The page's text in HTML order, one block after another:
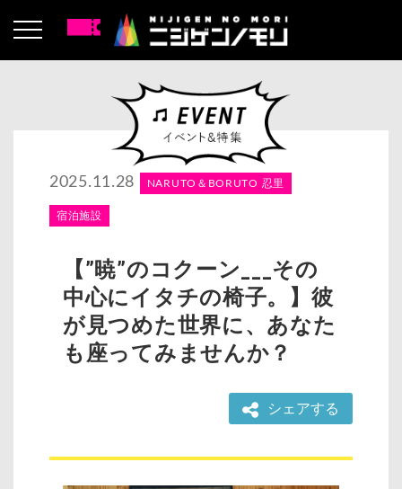
2025.11.28 NARUTO＆BORUTO 忍里
宿泊施設
【”暁”のコクーン___その
中心にイタチの椅子。】彼
が見つめた世界に、あなた
も座ってみませんか？
シェアする